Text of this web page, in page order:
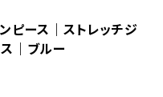
ピース｜ストレッチジ
｜ブルー